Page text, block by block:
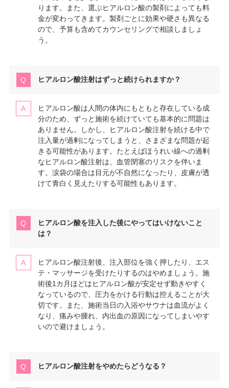
ります。また、選ぶヒアルロン酸の製剤によっても料
金が変わってきます。製剤ごとに効果や硬さも異なる
ので、予算も含めてカウンセリングで相談しましょ
う。
ヒアルロン酸注射はずっと続けられますか？
ヒアルロン酸は人間の体内にもともと存在している成
分のため、ずっと施術を続けていても基本的に問題は
ありません。しかし、ヒアルロン酸注射を続ける中で
注入量が過剰になってしまうと、さまざまな問題が起
きる可能性があります。たとえばほうれい線への過剰
なヒアルロン酸注射は、血管閉塞のリスクを伴いま
す。涙袋の場合は目元が不自然になったり、皮膚が透
けて青白く見えたりする可能性もあります。
ヒアルロン酸を注入した後にやってはいけないこと
は？
ヒアルロン酸注射後、注入部位を強く押したり、エス
テ・マッサージを受けたりするのはやめましょう。施
術後1カ月ほどはヒアルロン酸が安定せず動きやすく
なっているので、圧力をかける行動は控えることが大
切です。また、施術当日の入浴やサウナは血流がよく
なり、痛みや腫れ、内出血の原因になってしまいやす
いので避けましょう。
ヒアルロン酸注射をやめたらどうなる？